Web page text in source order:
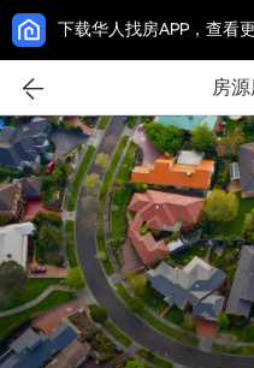
下载华人找房APP，查看
房